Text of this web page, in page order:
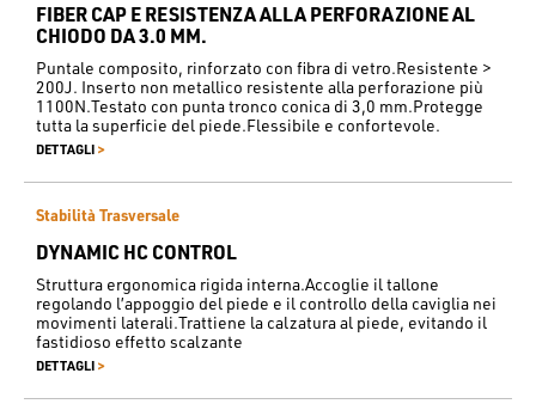
FIBER CAP E RESISTENZA ALLA PERFORAZIONE AL
CHIODO DA 3.0 MM.
Puntale composito, rinforzato con fibra di vetro.Resistente >
200J. Inserto non metallico resistente alla perforazione più
1100N.Testato con punta tronco conica di 3,0 mm.Protegge
tutta la superficie del piede.Flessibile e confortevole.
DETTAGLI >
Stabilità Trasversale
DYNAMIC HC CONTROL
Struttura ergonomica rigida interna.Accoglie il tallone
regolando l’appoggio del piede e il controllo della caviglia nei
movimenti laterali.Trattiene la calzatura al piede, evitando il
fastidioso effetto scalzante
DETTAGLI >